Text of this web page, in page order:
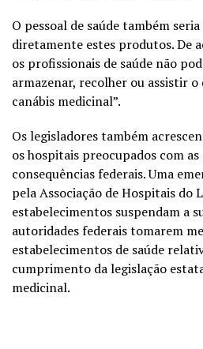
O pessoal de saúde também
diretamente estes produtos. De
os profissionais de saúde não
armazenar, recolher ou assistir
canábis medicinal”.
Os legisladores também
os hospitais preocupados com
consequências federais. Uma
pela Associação de Hospitais do
estabelecimentos suspendam a
autoridades federais tomarem
estabelecimentos de saúde
cumprimento da legislação
medicinal.